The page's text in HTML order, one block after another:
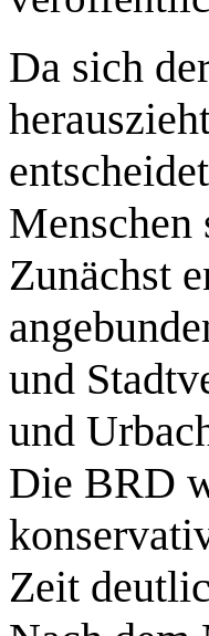
Da sich
Menschen
Zunächst
und
und
Die BRD
Zeit